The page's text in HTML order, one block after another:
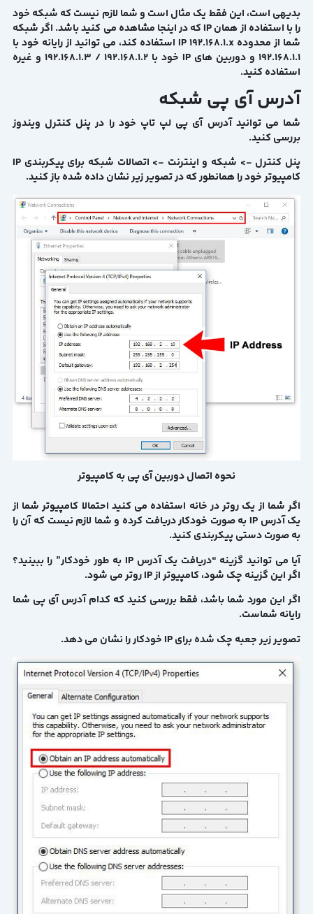
بدیهی است، این فقط یک مثال است و شما لازم نیست که شبکه خود
را با استفاده از همان IP که در اینجا مشاهده می کنید باشد. اگر شبکه
شما از محدوده IP 192.168.1.x استفاده کند، می توانید از رایانه خود با
192.168.1.1 و دوربین های IP خود با 192.168.1.2 / 192.168.1.3 و غیره
استفاده کنید.
آدرس آی پی شبکه
شما می توانید آدرس آی پی لپ تاپ خود را در پنل کنترل ویندوز
بررسی کنید.
پنل کنترل -> شبکه و اینترنت -> اتصالات شبکه برای پیکربندی IP
کامپیوتر خود را همانطور که در تصویر زیر نشان داده شده باز کنید.
نحوه اتصال دوربین آی پی به کامپیوتر
اگر شما از یک روتر در خانه استفاده می کنید احتمالا کامپیوتر شما از
یک آدرس IP به صورت خودکار دریافت کرده و شما لازم نیست که آن را
به صورت دستی پیکربندی کنید.
آیا می توانید گزینه “دریافت یک آدرس IP به طور خودکار” را ببینید؟
اگر این گزینه چک شود، کامپیوتر از IP روتر می شود.
اگر این مورد شما باشد، فقط بررسی کنید که کدام آدرس آی پی شما
رایانه شماست.
تصویر زیر جعبه چک شده برای IP خودکار را نشان می دهد.